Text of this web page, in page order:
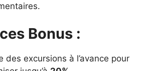
Bonus :
des excursions à l’avance pour